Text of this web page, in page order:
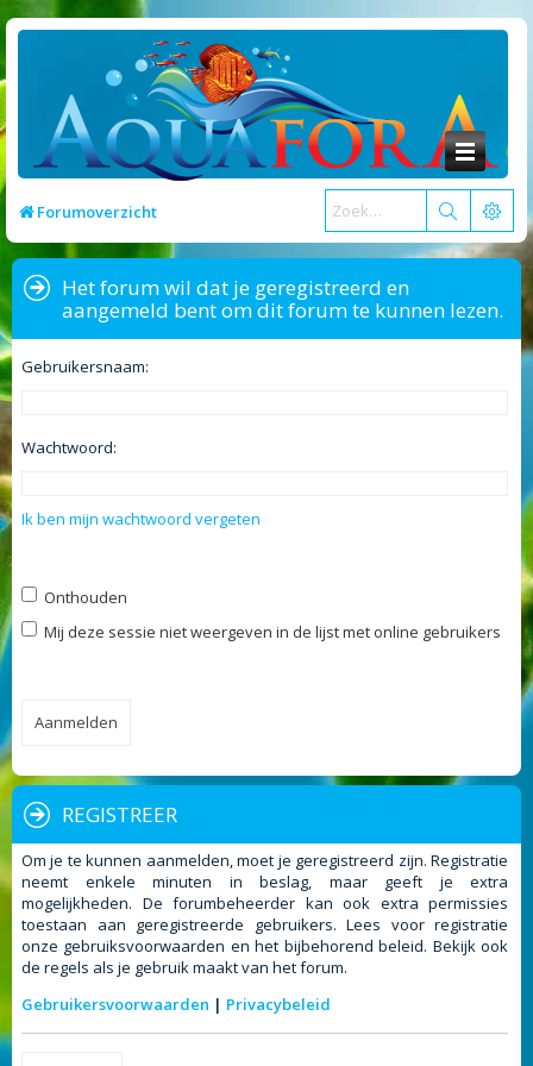
Forumoverzicht
Het forum wil dat je geregistreerd en
aangemeld bent om dit forum te kunnen lezen.
Gebruikersnaam:
Wachtwoord:
Ik ben mijn wachtwoord vergeten
Onthouden
Mij deze sessie niet weergeven in de lijst met online gebruikers
REGISTREER
Om je te kunnen aanmelden, moet je geregistreerd zijn. Registratie
neemt enkele minuten in beslag, maar geeft je extra
mogelijkheden. De forumbeheerder kan ook extra permissies
toestaan aan geregistreerde gebruikers. Lees voor registratie
onze gebruiksvoorwaarden en het bijbehorend beleid. Bekijk ook
de regels als je gebruik maakt van het forum.
Gebruikersvoorwaarden | Privacybeleid